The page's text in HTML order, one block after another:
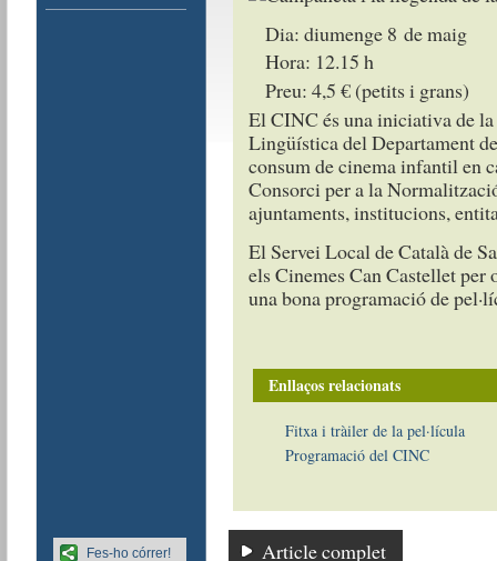
Dia: diumenge 8 de maig
Hora: 12.15 h
Preu: 4,5 € (petits i grans)
El CINC és una iniciativa de
Lingüística del Departament
consum de cinema infantil en
Consorci per a la
ajuntaments, institucions,
El Servei Local de Català de
els Cinemes Can Castellet
una bona programació de
Enllaços relacionats
Fitxa i tràiler de la pel·lícula
Programació del CINC
Article complet
Fes-ho córrer!